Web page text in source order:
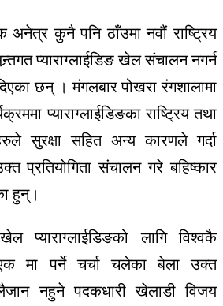
अनेत्र कुनै पनि ठाँउमा नवौं राष्ट्रिय
प्याराग्लाईडिङ खेल संचालन नगर्न
छन् । मंगलबार पोखरा रंगशालामा
प्याराग्लाईडिङका राष्ट्रिय तथा
सुरक्षा सहित अन्य कारणले गर्दा
प्रतियोगिता संचालन गरे बहिष्कार
हुन्।
प्याराग्लाईडिङको लागि विश्वकै
मा पर्ने चर्चा चलेका बेला उक्त
नहुने पदकधारी खेलाडी विजय